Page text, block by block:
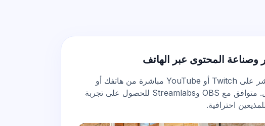
وصناعة المحتوى عبر الهاتف
ارتقِ ببثك المباشر على Twitch أو YouTube مباشرة من هاتفك أو
جهازك المحمول. متوافق مع OBS وStreamlabs للحصول على تجربة
احترافية.